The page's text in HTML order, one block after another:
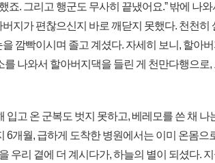
죠. 그리고 행군도 무사히 끝냈어요.ˮ 밖에 나
지가 편찮으신지 바로 깨닫지 못했다. 천천히
깜빡이시며 졸고 계셨다. 자세히 보니, 할아
를 나와서 할아버지댁을 들린 게 천만다행으로
입고 온 군복도 벗지 못하고, 베레모를 쓴 채
6개월, 급하게 도착한 병원에서는 이미 온몸으
우리 곁에 더 계시다가, 하늘의 별이 되셨다.